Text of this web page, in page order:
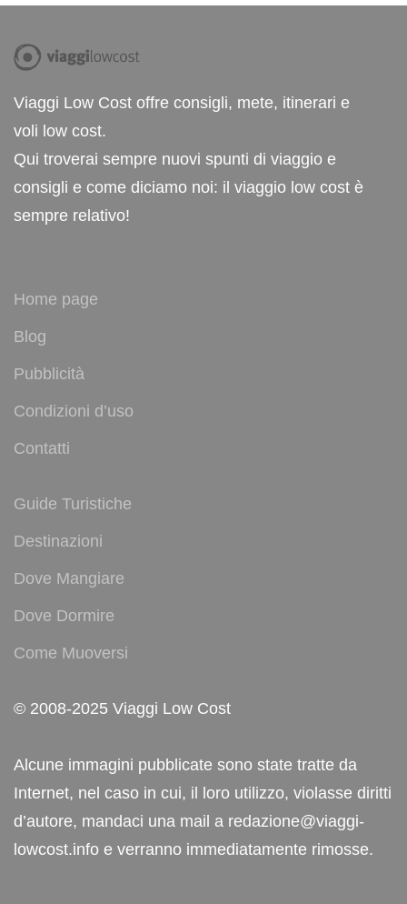
Viaggi Low Cost offre consigli, mete, itinerari e
voli low cost.
Qui troverai sempre nuovi spunti di viaggio e
consigli e come diciamo noi: il viaggio low cost è
sempre relativo!
Home page
Blog
Pubblicità
Condizioni d’uso
Contatti
Guide Turistiche
Destinazioni
Dove Mangiare
Dove Dormire
Come Muoversi
© 2008-2025 Viaggi Low Cost
Alcune immagini pubblicate sono state tratte da
Internet, nel caso in cui, il loro utilizzo, violasse diritti
d’autore, mandaci una mail a redazione@viaggi-
lowcost.info e verranno immediatamente rimosse.